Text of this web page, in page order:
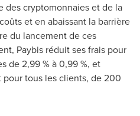
des cryptomonnaies et de la
et en abaissant la barrière
du lancement de ces
Paybis réduit ses frais pour
de 2,99 % à 0,99 %, et
tous les clients, de 200